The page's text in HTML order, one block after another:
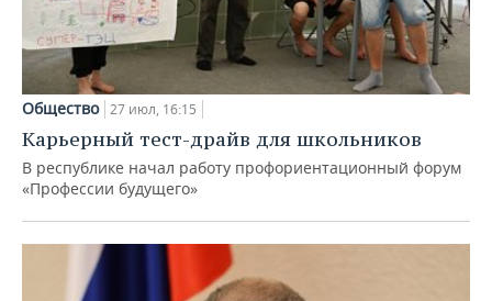
Общество 27 июл, 16:15
Карьерный тест-драйв для школьников
В республике начал работу профориентационный форум
«Профессии будущего»